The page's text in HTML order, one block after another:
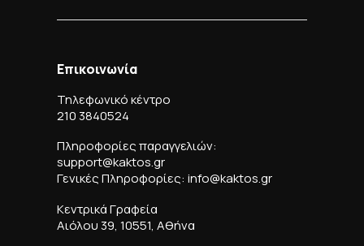
Επικοινωνία
Τηλεφωνικό κέντρο
210 3840524
Πληροφορίες παραγγελιών:
support@kaktos.gr
Γενικές Πληροφορίες: info@kaktos.gr
Κεντρικά Γραφεία
Αιόλου 39, 10551, Αθήνα